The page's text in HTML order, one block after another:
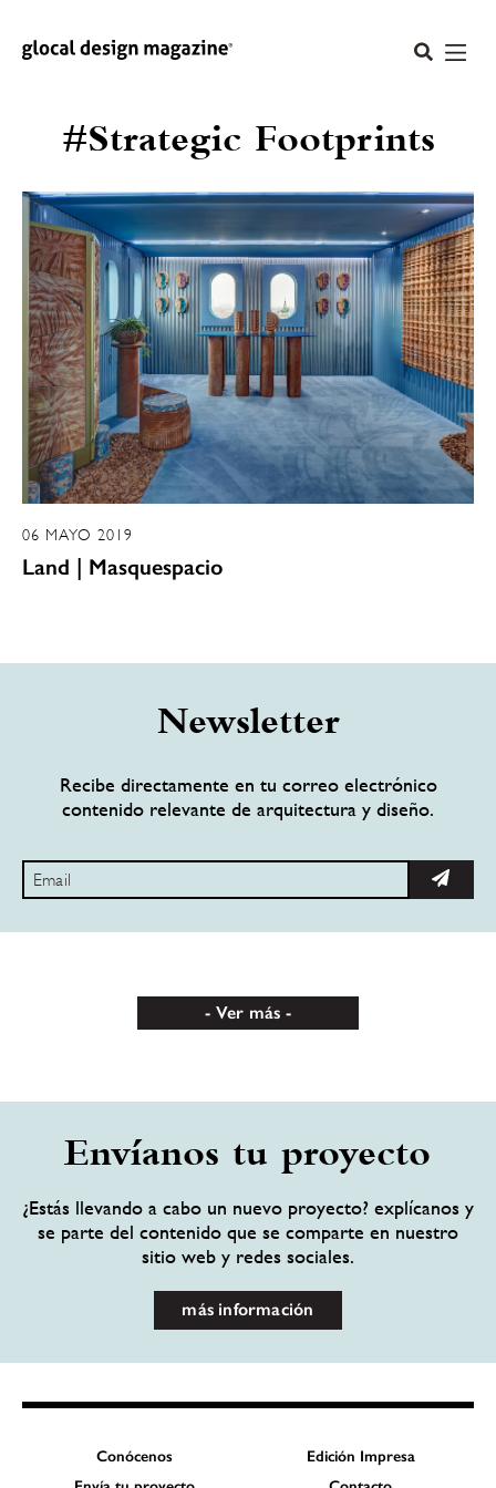
#Strategic Footprints
06 MAYO 2019
Land | Masquespacio
Newsletter
Recibe directamente en tu correo electrónico
contenido relevante de arquitectura y diseño.
Ver más
Envíanos tu proyecto
¿Estás llevando a cabo un nuevo proyecto? explícanos y
se parte del contenido que se comparte en nuestro
sitio web y redes sociales.
más información
Conócenos
Edición Impresa